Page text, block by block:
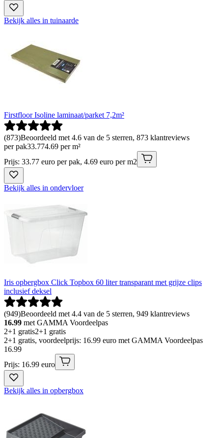
Bekijk alles in tuinaarde
Firstfloor Isoline laminaat/parket 7,2m²
(873)Beoordeeld met 4.6 van de 5 sterren, 873 klantreviews
per pak33.774.69 per m²
Prijs: 33.77 euro per pak, 4.69 euro per m2
Bekijk alles in ondervloer
Iris opbergbox Click Topbox 60 liter transparant met grijze clips
inclusief deksel
(949)Beoordeeld met 4.4 van de 5 sterren, 949 klantreviews
16.99 met GAMMA Voordeelpas
2+1 gratis2+1 gratis
2+1 gratis, voordeelprijs: 16.99 euro met GAMMA Voordeelpas
16.99
Prijs: 16.99 euro
Bekijk alles in opbergbox